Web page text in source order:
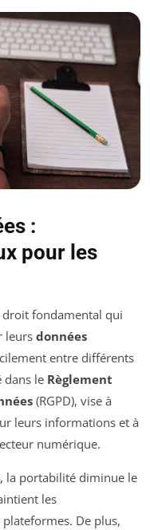
:
pour les
droit fondamental qui
leurs données
entre différents
dans le Règlement
(RGPD), vise à
leurs informations et à
numérique.
la portabilité diminue le
les
De plus,